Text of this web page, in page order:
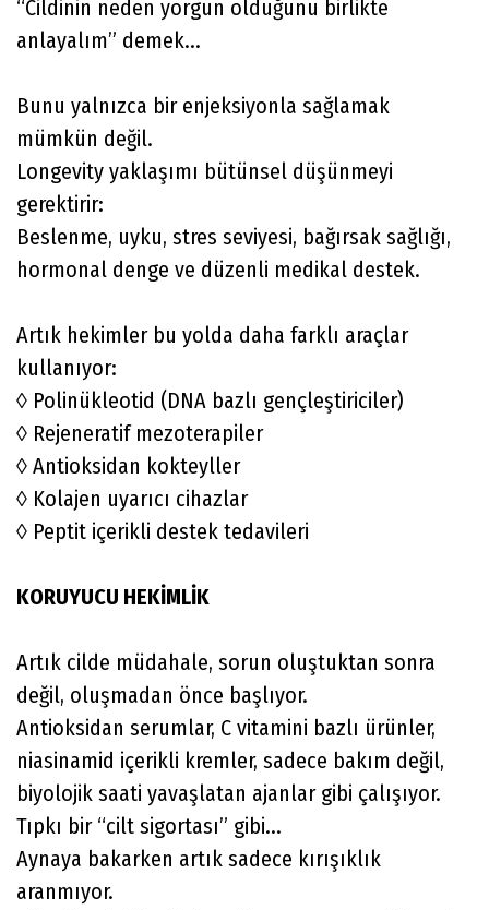
“Cildinin neden yorgun olduğunu birlikte
anlayalım” demek...
Bunu yalnızca bir enjeksiyonla sağlamak
mümkün değil.
Longevity yaklaşımı bütünsel düşünmeyi
gerektirir:
Beslenme, uyku, stres seviyesi, bağırsak sağlığı,
hormonal denge ve düzenli medikal destek.
Artık hekimler bu yolda daha farklı araçlar
kullanıyor:
◊ Polinükleotid (DNA bazlı gençleştiriciler)
◊ Rejeneratif mezoterapiler
◊ Antioksidan kokteyller
◊ Kolajen uyarıcı cihazlar
◊ Peptit içerikli destek tedavileri
KORUYUCU HEKİMLİK
Artık cilde müdahale, sorun oluştuktan sonra
değil, oluşmadan önce başlıyor.
Antioksidan serumlar, C vitamini bazlı ürünler,
niasinamid içerikli kremler, sadece bakım değil,
biyolojik saati yavaşlatan ajanlar gibi çalışıyor.
Tıpkı bir “cilt sigortası” gibi...
Aynaya bakarken artık sadece kırışıklık
aranmıyor.